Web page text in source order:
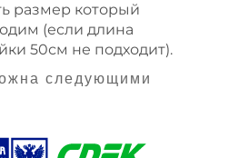
размер который
(если длина
50см не подходит).
следующими